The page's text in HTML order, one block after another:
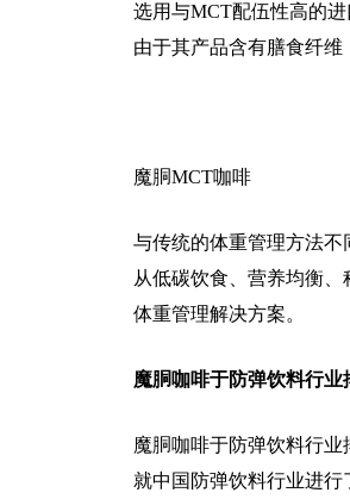
选用与MCT配伍性高的
由于其产品含有膳食纤维
魔胴MCT咖啡
与传统的体重管理方法不
从低碳饮食、营养均衡
体重管理解决方案。
魔胴咖啡于防弹饮料行业
魔胴咖啡于防弹饮料行
就中国防弹饮料行业进